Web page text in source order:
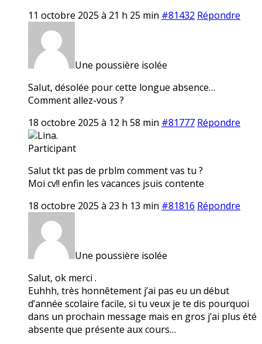
11 octobre 2025 à 21 h 25 min #81432 Répondre
Une poussière isolée
Salut, désolée pour cette longue absence…
Comment allez-vous ?
18 octobre 2025 à 12 h 58 min #81777 Répondre
Lina.
Participant
Salut tkt pas de prblm comment vas tu ?
Moi cv!! enfin les vacances jsuis contente
18 octobre 2025 à 23 h 13 min #81816 Répondre
Une poussière isolée
Salut, ok merci .
Euhhh, très honnêtement j’ai pas eu un début
d’année scolaire facile, si tu veux je te dis pourquoi
dans un prochain message mais en gros j’ai plus été
absente que présente aux cours…